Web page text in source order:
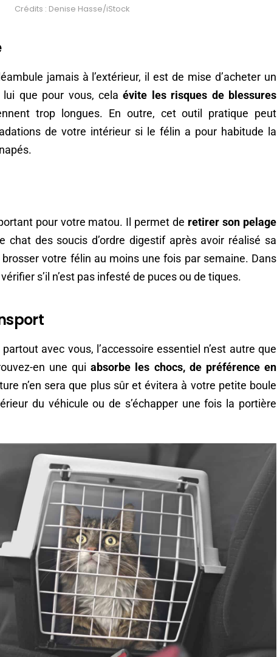
Crédits : Denise Hasse/iStock
jamais à l’extérieur, il est de mise d’acheter un
lui que pour vous, celaévite les risques de blessures
trop longues. En outre, cet outil pratique peut
de votre intérieur si le félin a pour habitude la
pour votre matou. Il permet de retirer son pelage
chat des soucis d’ordre digestif après avoir réalisé sa
votre félin au moins une fois par semaine. Dans
s’il n’est pas infesté de puces ou de tiques.
avec vous, l’accessoire essentiel n’est autre que
en une quiabsorbe les chocs, de préférence en
n’en sera que plus sûr et évitera à votre petite boule
du véhicule ou de s’échapper une fois la portière